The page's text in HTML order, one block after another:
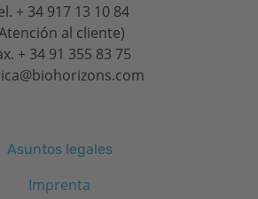
+ 34 917 13 10 84
al cliente)
+ 34 91 355 83 75
Asuntos legales
Imprenta